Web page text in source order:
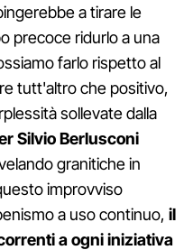
a tirare le
precoce ridurlo a una
farlo rispetto al
tutt'altro che positivo,
sollevate dalla
Silvio Berlusconi
granitiche in
improvviso
a uso continuo, il
a ogni iniziativa